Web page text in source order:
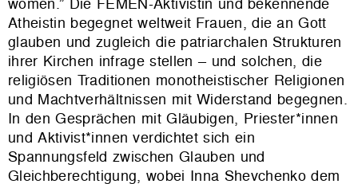
Atheistin begegnet weltweit Frauen, die an Gott
glauben und zugleich die patriarchalen Strukturen
ihrer Kirchen infrage stellen – und solchen, die
religiösen Traditionen monotheistischer Religionen
und Machtverhältnissen mit Widerstand begegnen.
In den Gesprächen mit Gläubigen, Priester*innen
und Aktivist*innen verdichtet sich ein
Spannungsfeld zwischen Glauben und
Gleichberechtigung, wobei Inna Shevchenko dem